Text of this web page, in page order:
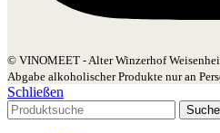
© VINOMEET - Alter Winzerhof
Abgabe alkoholischer Produkte nur an
Schließen
Suche